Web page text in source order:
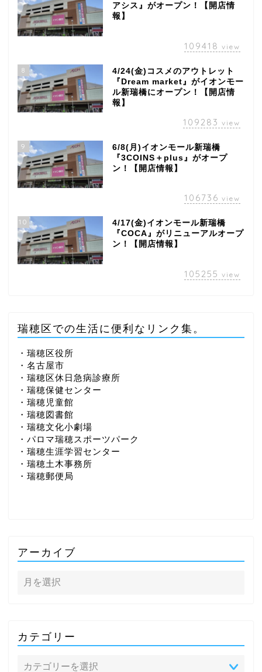
アシス』がオープン！【開店情
報】
109418 view
8
4/24(金)コスメのアウトレット
『Dream market』がイオンモー
ル新瑞橋にオープン！【開店情
報】
109283 view
9
6/8(月)イオンモール新瑞橋
『3COINS＋plus』がオープ
ン！【開店情報】
106736 view
10
4/17(金)イオンモール新瑞橋
『COCA』がリニューアルオープ
ン！【開店情報】
105255 view
瑞穂区での生活に便利なリンク集。
・瑞穂区役所
・名古屋市
・瑞穂区休日急病診療所
・瑞穂保健センター
・瑞穂児童館
・瑞穂図書館
・瑞穂文化小劇場
・パロマ瑞穂スポーツパーク
・瑞穂生涯学習センター
・瑞穂土木事務所
・瑞穂郵便局
アーカイブ
カテゴリー